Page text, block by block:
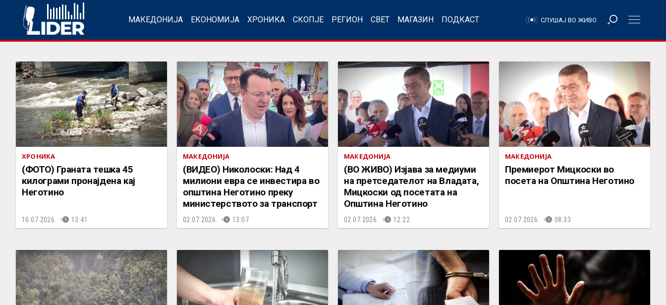
МАКЕДОНИЈА ЕКОНОМИЈА ХРОНИКА СКОПЈЕ РЕГИОН СВЕТ МАГАЗИН ПОДКАСТ СЛУШАЈ ВО ЖИВО
ХРОНИКА
(ФОТО) Граната тешка 45
килограми пронајдена кај
Неготино
10.07.2026. 13:41
МАКЕДОНИЈА
(ВИДЕО) Николоски: Над 4
милиони евра се инвестира во
општина Неготино преку
министерството за транспорт
02.07.2026. 13:07
МАКЕДОНИЈА
(ВО ЖИВО) Изјава за медиуми
на претседателот на Владата,
Мицкоски од посетата на
Општина Неготино
02.07.2026. 12:22
МАКЕДОНИЈА
Премиерот Мицкоски во
посета на Општина Неготино
02.07.2026. 08:33